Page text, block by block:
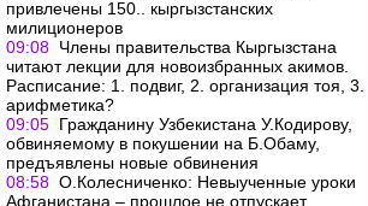
привлечены 150.. кыргызстанских
милиционеров
09:08 Члены правительства Кыргызстана
читают лекции для новоизбранных акимов.
Расписание: 1. подвиг, 2. организация тоя, 3.
арифметика?
09:05 Гражданину Узбекистана У.Кодирову,
обвиняемому в покушении на Б.Обаму,
предъявлены новые обвинения
08:58 О.Колесниченко: Невыученные уроки
Афганистана – прошлое не отпускает